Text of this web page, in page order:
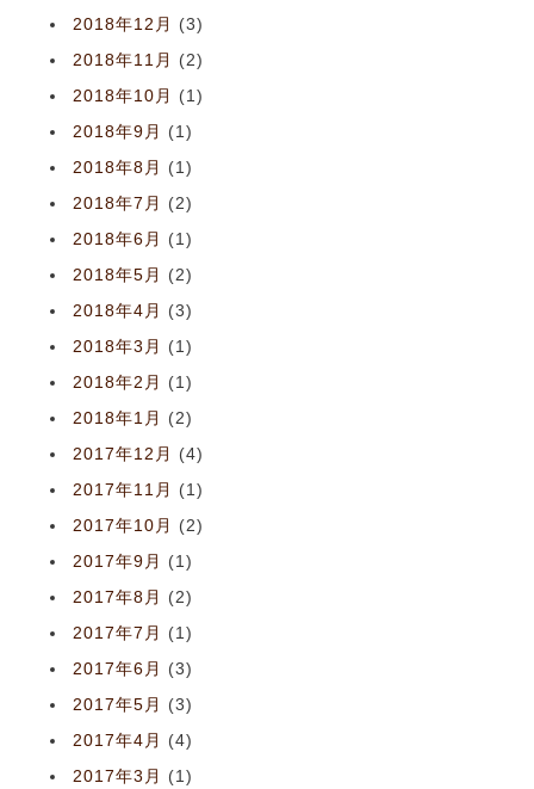
2018年12月
(3)
2018年11月
(2)
2018年10月
(1)
2018年9月
(1)
2018年8月
(1)
2018年7月
(2)
2018年6月
(1)
2018年5月
(2)
2018年4月
(3)
2018年3月
(1)
2018年2月
(1)
2018年1月
(2)
2017年12月
(4)
2017年11月
(1)
2017年10月
(2)
2017年9月
(1)
2017年8月
(2)
2017年7月
(1)
2017年6月
(3)
2017年5月
(3)
2017年4月
(4)
2017年3月
(1)